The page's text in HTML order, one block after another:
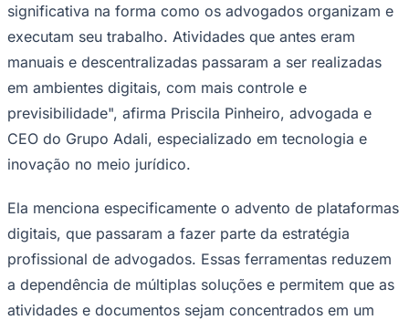
significativa na forma como os advogados organizam e
executam seu trabalho. Atividades que antes eram
manuais e descentralizadas passaram a ser realizadas
em ambientes digitais, com mais controle e
previsibilidade", afirma Priscila Pinheiro, advogada e
CEO do Grupo Adali, especializado em tecnologia e
inovação no meio jurídico.
Ela menciona especificamente o advento de plataformas
digitais, que passaram a fazer parte da estratégia
profissional de advogados. Essas ferramentas reduzem
a dependência de múltiplas soluções e permitem que as
atividades e documentos sejam concentrados em um